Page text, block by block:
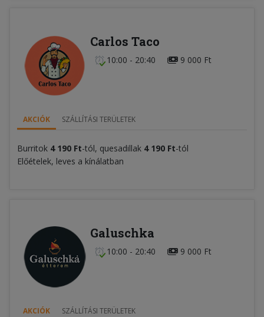
Carlos Taco
10:00 - 20:40 9 000 Ft
AKCIÓK SZÁLLÍTÁSI TERÜLETEK
Burritok 4 190 Ft-tól, quesadillak 4 190 Ft-tól
Előételek, leves a kínálatban
Galuschka
10:00 - 20:40 9 000 Ft
AKCIÓK SZÁLLÍTÁSI TERÜLETEK